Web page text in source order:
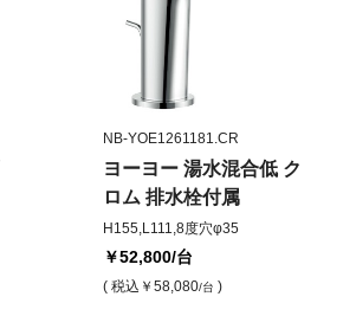
NB-YOE1261181.CR
ヨーヨー 湯水混合低 ク
ロム 排水栓付属
H155,L111,8度穴φ35
￥52,800/台
( 税込 ￥58,080/台 )